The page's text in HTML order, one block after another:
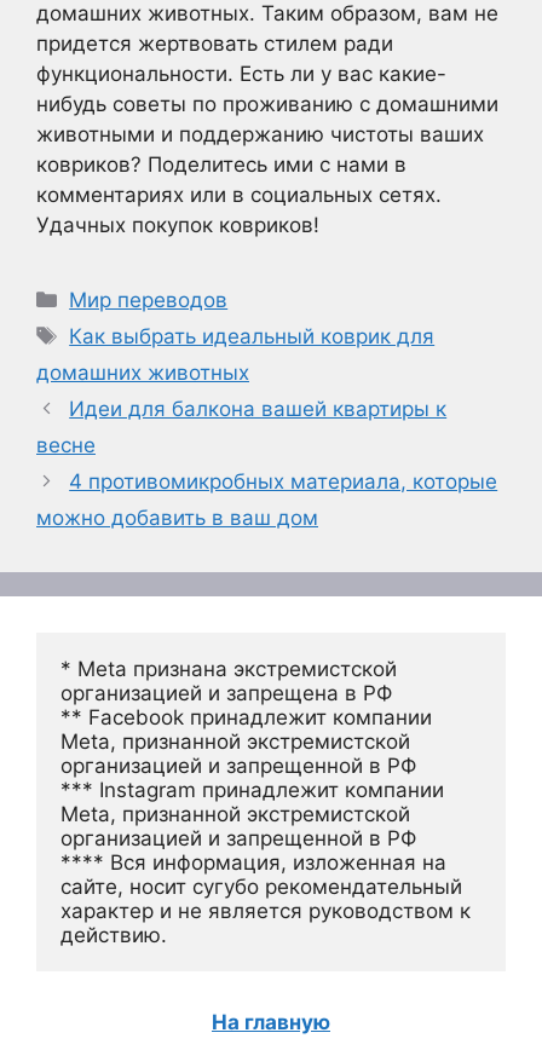
домашних животных. Таким образом, вам не
придется жертвовать стилем ради
функциональности. Есть ли у вас какие-
нибудь советы по проживанию с домашними
животными и поддержанию чистоты ваших
ковриков? Поделитесь ими с нами в
комментариях или в социальных сетях.
Удачных покупок ковриков!
Рубрики
Мир переводов
Метки
Как выбрать идеальный коврик для
домашних животных
Идеи для балкона вашей квартиры к
весне
4 противомикробных материала, которые
можно добавить в ваш дом
* Meta признана экстремистской
организацией и запрещена в РФ
** Facebook принадлежит компании
Meta, признанной экстремистской
организацией и запрещенной в РФ
*** Instagram принадлежит компании
Meta, признанной экстремистской
организацией и запрещенной в РФ
**** Вся информация, изложенная на
сайте, носит сугубо рекомендательный
характер и не является руководством к
действию.
На главную